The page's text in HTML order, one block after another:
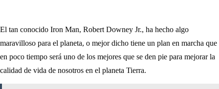
El tan conocido Iron Man, Robert Downey Jr., ha hecho algo
maravilloso para el planeta, o mejor dicho tiene un plan en marcha que
en poco tiempo será uno de los mejores que se den pie para mejorar la
calidad de vida de nosotros en el planeta Tierra.